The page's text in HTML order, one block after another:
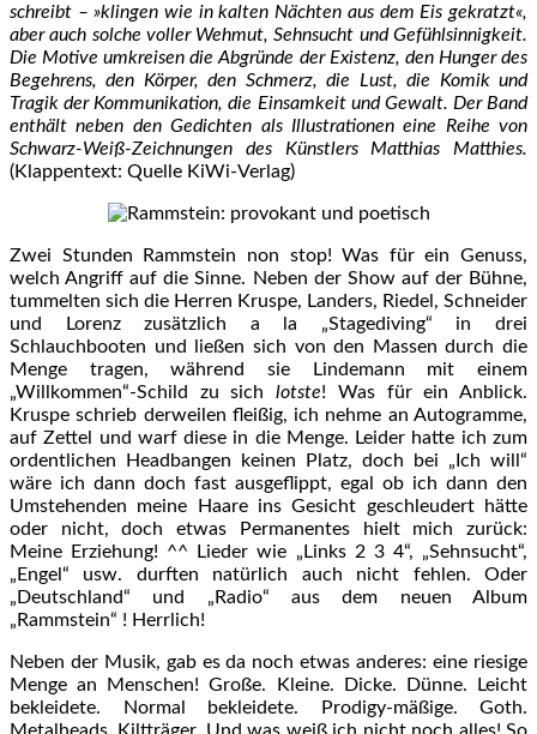
schreibt – »klingen wie in kalten Nächten aus dem Eis gekratzt«,
aber auch solche voller Wehmut, Sehnsucht und Gefühlsinnigkeit.
Die Motive umkreisen die Abgründe der Existenz, den Hunger des
Begehrens, den Körper, den Schmerz, die Lust, die Komik und
Tragik der Kommunikation, die Einsamkeit und Gewalt. Der Band
enthält neben den Gedichten als Illustrationen eine Reihe von
Schwarz-Weiß-Zeichnungen des Künstlers Matthias Matthies.
(Klappentext: Quelle KiWi-Verlag)
Zwei Stunden Rammstein non stop! Was für ein Genuss,
welch Angriff auf die Sinne. Neben der Show auf der Bühne,
tummelten sich die Herren Kruspe, Landers, Riedel, Schneider
und Lorenz zusätzlich a la „Stagediving“ in drei
Schlauchbooten und ließen sich von den Massen durch die
Menge tragen, während sie Lindemann mit einem
„Willkommen“-Schild zu sich lotste! Was für ein Anblick.
Kruspe schrieb derweilen fleißig, ich nehme an Autogramme,
auf Zettel und warf diese in die Menge. Leider hatte ich zum
ordentlichen Headbangen keinen Platz, doch bei „Ich will“
wäre ich dann doch fast ausgeflippt, egal ob ich dann den
Umstehenden meine Haare ins Gesicht geschleudert hätte
oder nicht, doch etwas Permanentes hielt mich zurück:
Meine Erziehung! ^^ Lieder wie „Links 2 3 4“, „Sehnsucht“,
„Engel“ usw. durften natürlich auch nicht fehlen. Oder
„Deutschland“ und „Radio“ aus dem neuen Album
„Rammstein“ ! Herrlich!
Neben der Musik, gab es da noch etwas anderes: eine riesige
Menge an Menschen! Große. Kleine. Dicke. Dünne. Leicht
bekleidete. Normal bekleidete. Prodigy-mäßige. Goth.